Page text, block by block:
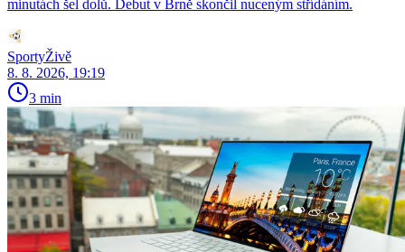
minutách šel dolů. Debut v Brně skončil nuceným střídáním.
SportyŽivě
8. 8. 2026, 19:19
3 min